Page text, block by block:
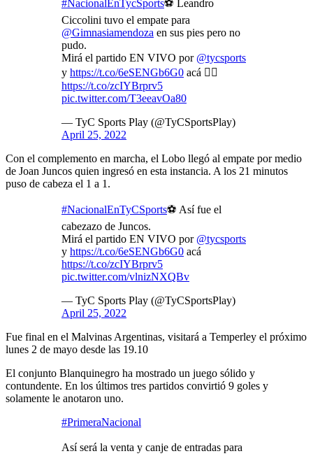
#NacionalEnTycSports⚽️ Leandro
Ciccolini tuvo el empate para
@Gimnasiamendoza en sus pies pero no
pudo.
Mirá el partido EN VIVO por @tycsports
y https://t.co/6eSENGb6G0 acá 👉🏽
https://t.co/zcIYBrprv5
pic.twitter.com/T3eeavOa80
— TyC Sports Play (@TyCSportsPlay)
April 25, 2022
Con el complemento en marcha, el Lobo llegó al empate por medio
de Joan Juncos quien ingresó en esta instancia. A los 21 minutos
puso de cabeza el 1 a 1.
#NacionalEnTyCSports⚽ Así fue el
cabezazo de Juncos.
Mirá el partido EN VIVO por @tycsports
y https://t.co/6eSENGb6G0 acá
https://t.co/zcIYBrprv5
pic.twitter.com/vlnizNXQBv
— TyC Sports Play (@TyCSportsPlay)
April 25, 2022
Fue final en el Malvinas Argentinas, visitará a Temperley el próximo
lunes 2 de mayo desde las 19.10
El conjunto Blanquinegro ha mostrado un juego sólido y
contundente. En los últimos tres partidos convirtió 9 goles y
solamente le anotaron uno.
#PrimeraNacional
Así será la venta y canje de entradas para